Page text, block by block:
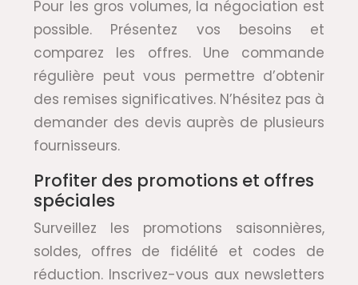
Pour les gros volumes, la négociation est
possible. Présentez vos besoins et
comparez les offres. Une commande
régulière peut vous permettre d’obtenir
des remises significatives. N’hésitez pas à
demander des devis auprès de plusieurs
fournisseurs.
Profiter des promotions et offres
spéciales
Surveillez les promotions saisonnières,
soldes, offres de fidélité et codes de
réduction. Inscrivez-vous aux newsletters